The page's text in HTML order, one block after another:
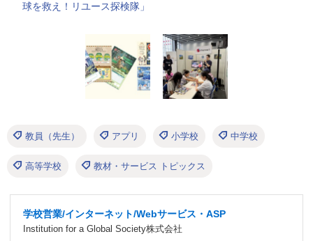
球を救え！リユース探検隊」
教員（先生） アプリ 小学校 中学校
高等学校 教材・サービス トピックス
学校営業/インターネット/Webサービス・ASP
Institution for a Global Society株式会社